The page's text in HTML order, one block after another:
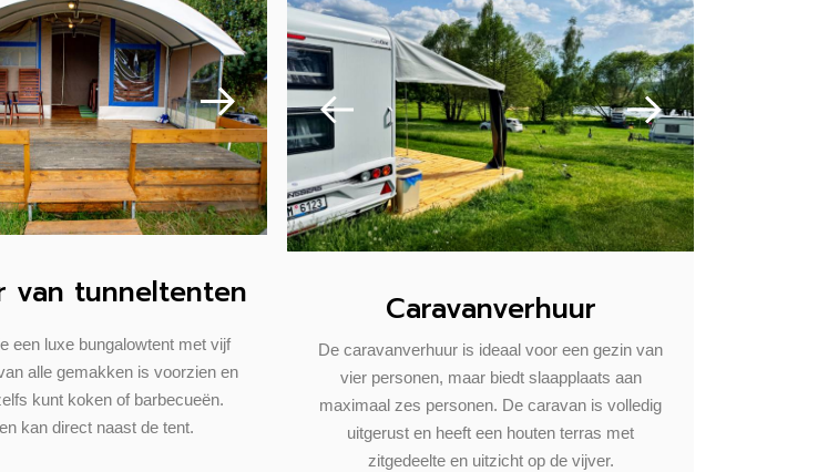
van tunneltenten
een luxe bungalowtent met vijf
alle gemakken is voorzien en
kunt koken of barbecueën.
kan direct naast de tent.
Caravanverhuur
De caravanverhuur is ideaal voor een gezin van
vier personen, maar biedt slaapplaats aan
maximaal zes personen. De caravan is volledig
uitgerust en heeft een houten terras met
zitgedeelte en uitzicht op de vijver.